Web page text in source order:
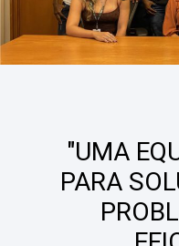
"UMA
PARA